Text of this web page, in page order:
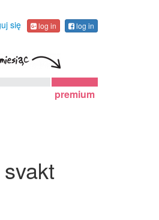
się log in log in
premium